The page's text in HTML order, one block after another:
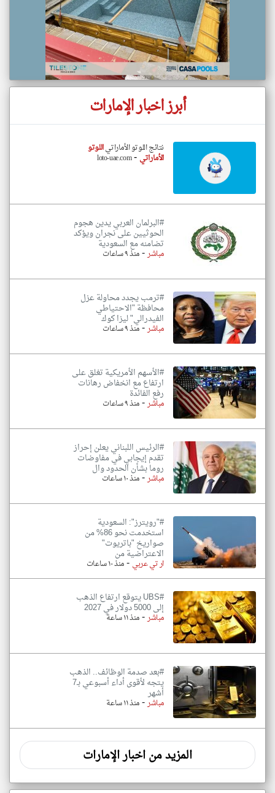
أبرز اخبار الإمارات
نتائج اللوتو الأماراتياللوتو
الأماراتي-
loto-uae.com
#البرلمان العربي يدين هجوم
الحوثيين على نجران ويؤكد
تضامنه مع السعودية
مباشر-منذ ٩ ساعات
#ترمب يجدد محاولة عزل
محافظة "الاحتياطي
الفيدرالي" ليزا كوك
مباشر-منذ ٩ ساعات
#الأسهم الأمريكية تغلق على
ارتفاع مع انخفاض رهانات
رفع الفائدة
مباشر-منذ ٩ ساعات
#الرئيس اللبناني يعلن إحراز
تقدم إيجابي في مفاوضات
روما بشأن الحدود وال
مباشر-منذ ١٠ ساعات
#"رويترز": السعودية
استخدمت نحو 86% من
صواريخ "باتريوت"
الاعتراضية من
ار تي عربي-منذ ١٠ ساعات
#UBS يتوقع ارتفاع الذهب
إلى 5000 دولار في 2027
مباشر-منذ ١١ ساعة
#بعد صدمة الوظائف.. الذهب
يتجه لأقوى أداء أسبوعي بـ7
أشهر
مباشر-منذ ١١ ساعة
المزيد من اخبار الإمارات